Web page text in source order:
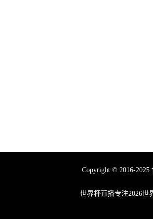
Copyright © 2016-
世界杯直播专注2026